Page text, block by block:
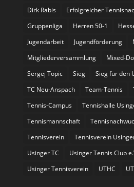
Dirk Rabis
Erfolgreicher
Gruppenliga
Herren 50-1
Jugendarbeit
Jugendförderung
Mitgliederversammlung
Mixed-
Sergej Topic
Sieg Sieg für den
TC Neu-Anspach
Team-Tennis
Tennis-Campus
Tennishalle
Tennismannschaft
Tennisverein
Tennisverein
Usinger TC
Usinger Tennis Club
Usinger Tennisverein
UTHC